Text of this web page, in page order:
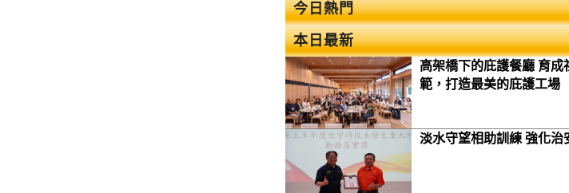
今日熱門
本日最新
高架橋下的庇護餐廳 育
範，打造最美的庇護工場
淡水守望相助訓練 強化治